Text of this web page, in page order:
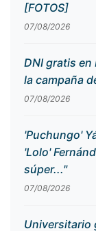
[FOTOS]
07/08/2026
DNI gratis en
la campaña
07/08/2026
'Puchungo'
'Lolo'
súper..."
07/08/2026
Universitario